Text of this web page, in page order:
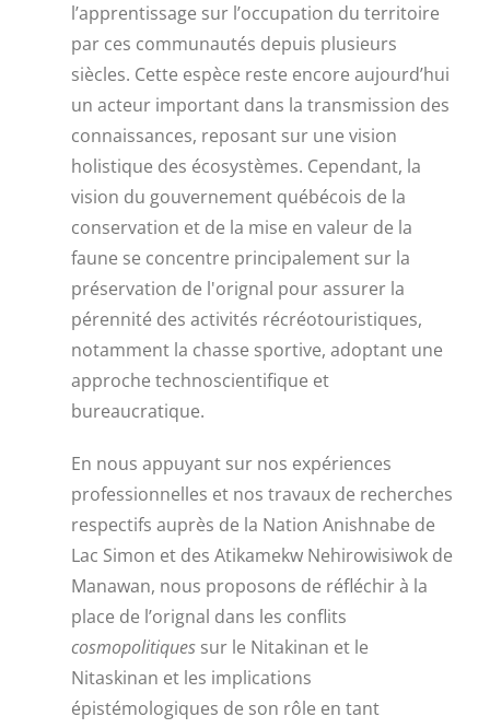
l’apprentissage sur l’occupation du territoire
par ces communautés depuis plusieurs
siècles. Cette espèce reste encore aujourd’hui
un acteur important dans la transmission des
connaissances, reposant sur une vision
holistique des écosystèmes. Cependant, la
vision du gouvernement québécois de la
conservation et de la mise en valeur de la
faune se concentre principalement sur la
préservation de l'orignal pour assurer la
pérennité des activités récréotouristiques,
notamment la chasse sportive, adoptant une
approche technoscientifique et
bureaucratique.
En nous appuyant sur nos expériences
professionnelles et nos travaux de recherches
respectifs auprès de la Nation Anishnabe de
Lac Simon et des Atikamekw Nehirowisiwok de
Manawan, nous proposons de réfléchir à la
place de l’orignal dans les conflits
cosmopolitiques sur le Nitakinan et le
Nitaskinan et les implications
épistémologiques de son rôle en tant